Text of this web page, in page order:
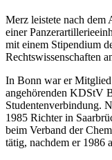
Merz leistete nach dem
einer
mit einem Stipendium
Rechtswissenschaften
In Bonn war er Mitglied
angehörenden KDStV
Studentenverbindung.
1985 Richter in
beim Verband der
tätig, nachdem er 1986